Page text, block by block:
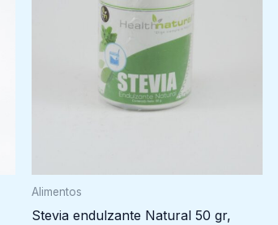
Alimentos
Stevia endulzante Natural 50 gr,